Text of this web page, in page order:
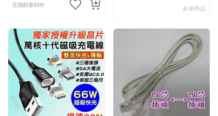
近期銷量60件 多筆商品